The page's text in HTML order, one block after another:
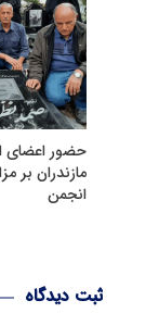
حضور اعضای
مازندران بر
انجمن
ثبت دیدگاه